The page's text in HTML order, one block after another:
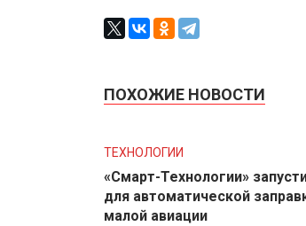
ПОХОЖИЕ НОВОСТИ
ТЕХНОЛОГИИ
«Смарт-Технологии»
для автоматической
малой авиации